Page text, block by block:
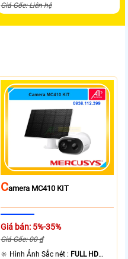
Giá Gốc: Liên hệ
CAmera MC410 KIT
Giá bán: 5%-35%
Giá Gốc: 00 ₫
🔆 Hình Ảnh Sắc nét : FULL HD